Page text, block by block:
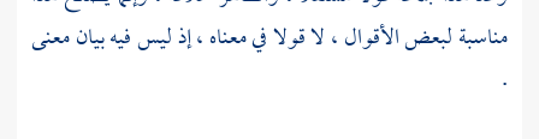
مناسبة لبعض الأقوال ، لا قولا في معناه ، إذ ليس فيه بيان معنى
.